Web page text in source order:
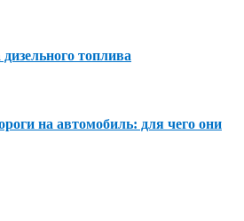
топлива
на автомобиль: для чего они